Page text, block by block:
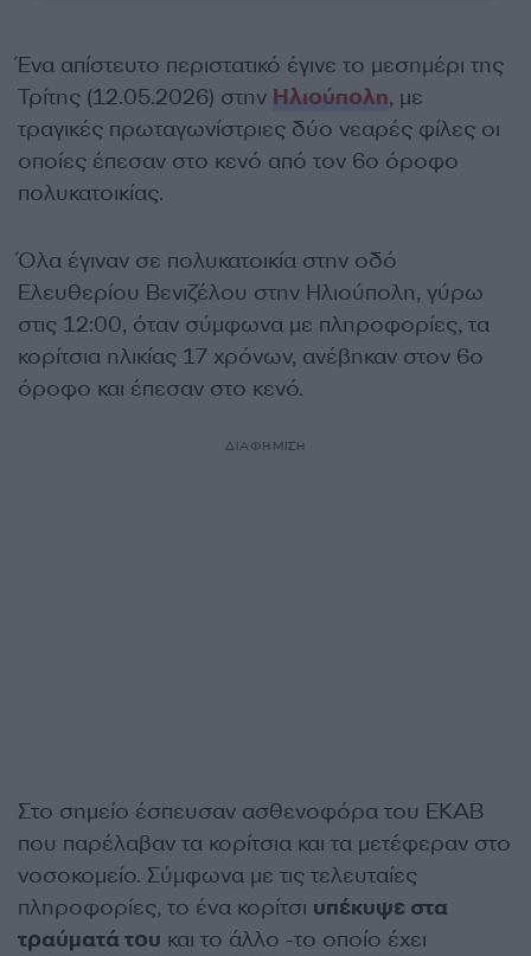
Ένα απίστευτο περιστατικό έγινε το μεσημέρι της
Τρίτης (12.05.2026) στην Ηλιούπολη, με
τραγικές πρωταγωνίστριες δύο νεαρές φίλες οι
οποίες έπεσαν στο κενό από τον 6ο όροφο
πολυκατοικίας.
Όλα έγιναν σε πολυκατοικία στην οδό
Ελευθερίου Βενιζέλου στην Ηλιούπολη, γύρω
στις 12:00, όταν σύμφωνα με πληροφορίες, τα
κορίτσια ηλικίας 17 χρόνων, ανέβηκαν στον 6ο
όροφο και έπεσαν στο κενό.
ΔΙΑΦΗΜΙΣΗ
Στο σημείο έσπευσαν ασθενοφόρα του ΕΚΑΒ
που παρέλαβαν τα κορίτσια και τα μετέφεραν στο
νοσοκομείο. Σύμφωνα με τις τελευταίες
πληροφορίες, το ένα κορίτσι υπέκυψε στα
τραύματά του και το άλλο -το οποίο έχει